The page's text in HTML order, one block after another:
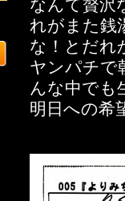
なんて贅沢
れがまた銭
な！とだれ
ヤンパチで
んな中でも
明日への希